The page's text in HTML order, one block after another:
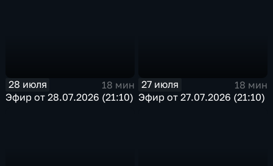
28 июля
18 мин
Эфир от 28.07.2026 (21:10)
27 июля
18 мин
Эфир от 27.07.2026 (21:10)